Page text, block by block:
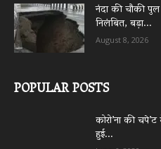
नंदा की चौकी
निलंबित, बड़ा...
August 8, 2026
POPULAR POSTS
कोरो’ना की
हुई...